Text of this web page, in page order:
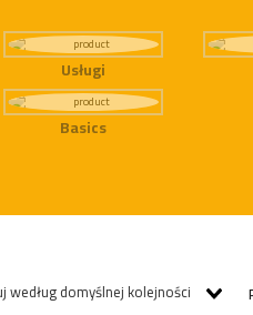
Usługi
Basics
według domyślnej kolejności